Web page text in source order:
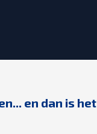
en dan is het